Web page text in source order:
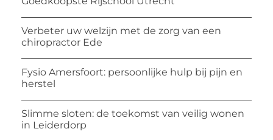
Verbeter uw welzijn met de zorg van een
chiropractor Ede
Fysio Amersfoort: persoonlijke hulp bij pijn en
herstel
Slimme sloten: de toekomst van veilig wonen
in Leiderdorp